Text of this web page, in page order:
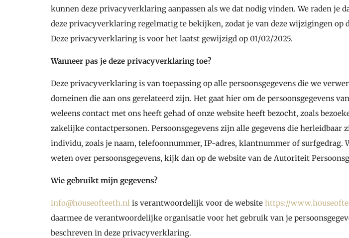
kunnen deze privacyverklaring aanpassen als we dat nodig vinden. We raden je
deze privacyverklaring regelmatig te bekijken, zodat je van deze wijzigingen op
Deze privacyverklaring is voor het laatst gewijzigd op 01/02/2025.
Wanneer pas je deze privacyverklaring toe?
Deze privacyverklaring is van toepassing op alle persoonsgegevens die we
domeinen die aan ons gerelateerd zijn. Het gaat hier om de persoonsgegevens
weleens contact met ons heeft gehad of onze website heeft bezocht, zoals
zakelijke contactpersonen. Persoonsgegevens zijn alle gegevens die herleidbaar
individu, zoals je naam, telefoonnummer, IP-adres, klantnummer of surfgedrag.
weten over persoonsgegevens, kijk dan op de website van de Autoriteit
Wie gebruikt mijn gegevens?
info@houseofteeth.nl is verantwoordelijk voor de website https://
daarmee de verantwoordelijke organisatie voor het gebruik van je
beschreven in deze privacyverklaring.